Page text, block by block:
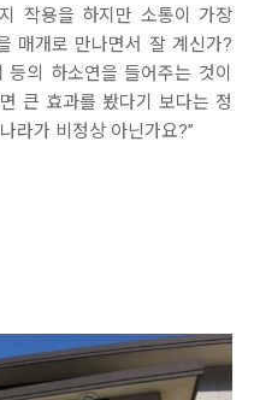
작용을 하지만 소통이 가장
매개로 만나면서 잘 계신가?
의 하소연을 들어주는 것이
큰 효과를 봤다기 보다는 정
라가 비정상 아닌가요?”